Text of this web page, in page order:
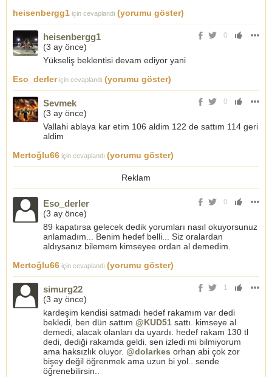
heisenbergg1 için cevaplandı (yorumu göster)
0
heisenbergg1
(3 ay önce)
Yükseliş beklentisi devam ediyor yani
Eso_derleriçin cevaplandı (yorumu göster)
0
Sevmek
(3 ay önce)
Vallahi ablaya kar etim 106 aldim 122 de sattım 114 geri
aldim
Mertoğlu66 için cevaplandı (yorumu göster)
Reklam
0
Eso_derler
(3 ay önce)
89 kapatırsa gelecek dedik yorumları nasıl okuyorsunuz
anlamadım... Benim hedef belli... Siz oralardan
aldıysanız bilemem kimseyee ordan al demedim.
Mertoğlu66 için cevaplandı (yorumu göster)
1
simurg22
(3 ay önce)
kardeşim kendisi satmadı hedef rakamım var dedi
bekledi, ben dün sattım @KUD51 sattı. kimseye al
demedi, alacak olanları da uyardı. hedef rakam 130 tl
dedi, dediği rakamda geldi. sen izledi mi bilmiyorum
ama haksızlık oluyor. @dolarkes orhan abi çok zor
bişey değil öğrenmek ama uzun bi yol.. sende
öğrenebilirsin..